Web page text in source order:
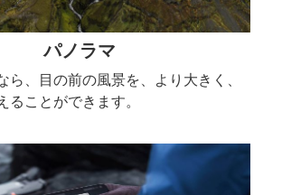
パノラマ
ら、目の前の風景を、より大きく、
ることができます。